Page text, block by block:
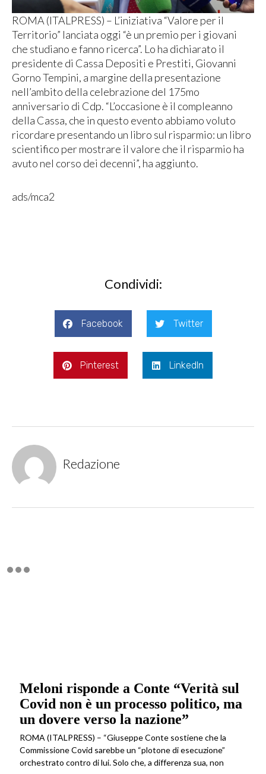
ROMA (ITALPRESS) – L’iniziativa “Valore per il
Territorio” lanciata oggi “è un premio per i giovani
che studiano e fanno ricerca”. Lo ha dichiarato il
presidente di Cassa Depositi e Prestiti, Giovanni
Gorno Tempini, a margine della presentazione
nell’ambito della celebrazione del 175mo
anniversario di Cdp. “L’occasione è il compleanno
della Cassa, che in questo evento abbiamo voluto
ricordare presentando un libro sul risparmio: un libro
scientifico per mostrare il valore che il risparmio ha
avuto nel corso dei decenni”, ha aggiunto.
ads/mca2
Condividi:
Facebook Twitter
Pinterest LinkedIn
Redazione
Meloni risponde a Conte “Verità sul
Covid non è un processo politico, ma
un dovere verso la nazione”
ROMA (ITALPRESS) – “Giuseppe Conte sostiene che la
Commissione Covid sarebbe un “plotone di esecuzione”
orchestrato contro di lui. Solo che, a differenza sua, non